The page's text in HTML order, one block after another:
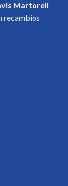
Martorell
recambios